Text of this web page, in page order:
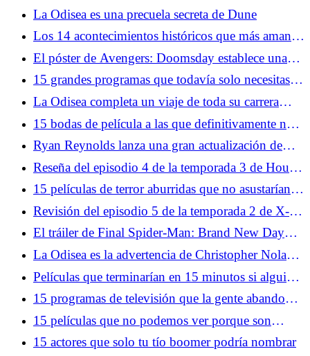
La Odisea es una precuela secreta de Dune
Los 14 acontecimientos históricos que más aman
los geeks
El póster de Avengers: Doomsday establece una
increíble historia de Doctor Strange
15 grandes programas que todavía solo necesitas
ver una vez
La Odisea completa un viaje de toda su carrera
hacia el mayor miedo de Christopher Nolan
15 bodas de película a las que definitivamente nos
opondríamos
Ryan Reynolds lanza una gran actualización de
Deadpool 4 y la mayor pista de los Vengadores
hasta el momento
Reseña del episodio 4 de la temporada 3 de House
of the Dragon: Los diarios de Tumbleton
15 películas de terror aburridas que no asustarían a
un gato
Revisión del episodio 5 de la temporada 2 de X-
Men '97: una breve parada en Arma X
El tráiler de Final Spider-Man: Brand New Day
confirma que Peter y MJ siempre serán el final del
juego
La Odisea es la advertencia de Christopher Nolan
sobre el inminente colapso de nuestro mundo
Películas que terminarían en 15 minutos si alguien
tuviera sentido común
15 programas de televisión que la gente abandonó
después de un solo episodio
15 películas que no podemos ver porque son
demasiado buenas
15 actores que solo tu tío boomer podría nombrar